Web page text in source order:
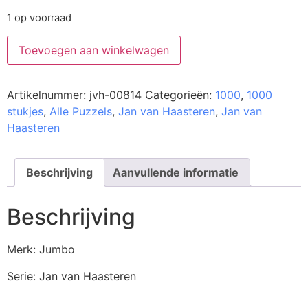
1 op voorraad
Toevoegen aan winkelwagen
Artikelnummer: jvh-00814 Categorieën: 1000, 1000
stukjes, Alle Puzzels, Jan van Haasteren, Jan van
Haasteren
Beschrijving Aanvullende informatie
Beschrijving
Merk: Jumbo
Serie: Jan van Haasteren